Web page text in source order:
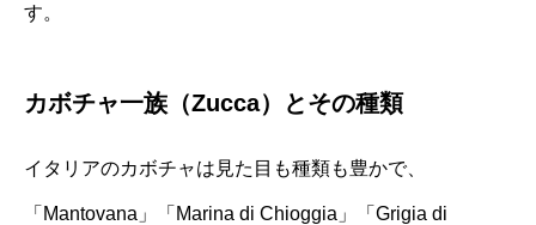
す。
カボチャ一族（Zucca）とその種類
イタリアのカボチャは見た目も種類も豊かで、
「Mantovana」「Marina di Chioggia」「Grigia di